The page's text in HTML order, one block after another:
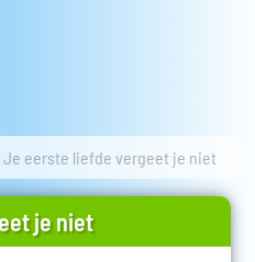
Je eerste liefde vergeet je niet
je niet